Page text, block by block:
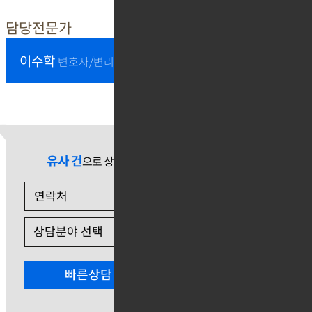
담당전문가
이수학 변호사/변리사
유사 건으로 상담 필요 시